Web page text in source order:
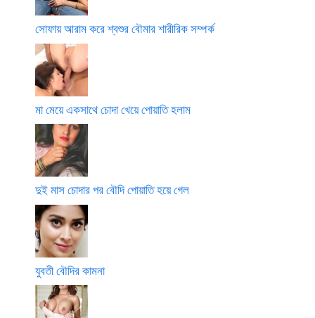
সোফায় আরাম করে শ্বশুর বৌমার শারীরিক সম্পর্ক
মা মেয়ে একসাথে চোদা খেয়ে পোয়াতি হলাম
দুই মাস চোদার পর বৌদি পোয়াতি হয়ে গেল
যুবতী বৌদির কামনা